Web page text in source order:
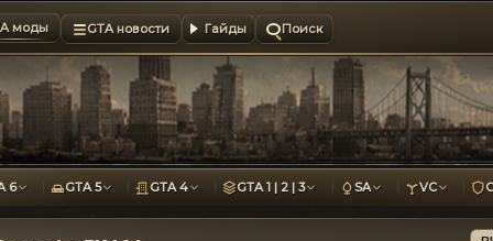
моды GTA новости Гайды Поиск
6 GTA 5 GTA 4 GTA 1 | 2 | 3 SA VC